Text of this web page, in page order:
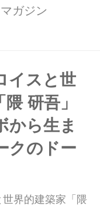
ソナライゼーシ
ーレン・スペシ
ったビスポーク
ガジン
イスと世
研吾」
から生ま
クのドー
界的建築家「隈